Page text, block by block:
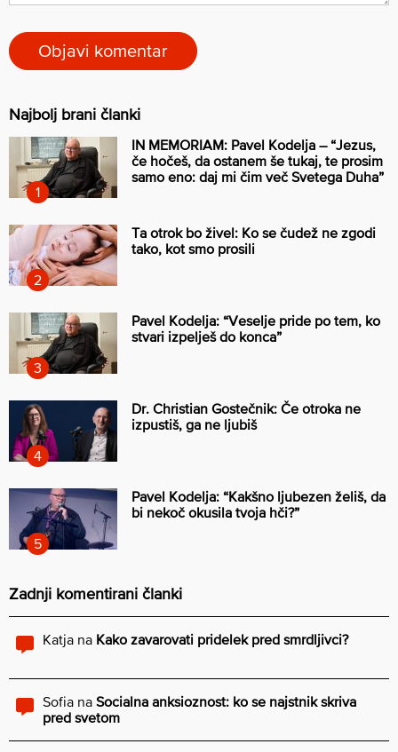
Najbolj brani članki
IN MEMORIAM: Pavel Kodelja – “Jezus,
če hočeš, da ostanem še tukaj, te prosim
samo eno: daj mi čim več Svetega Duha”
Ta otrok bo živel: Ko se čudež ne zgodi
tako, kot smo prosili
Pavel Kodelja: “Veselje pride po tem, ko
stvari izpelješ do konca”
Dr. Christian Gostečnik: Če otroka ne
izpustiš, ga ne ljubiš
Pavel Kodelja: “Kakšno ljubezen želiš, da
bi nekoč okusila tvoja hči?”
Zadnji komentirani članki
Katja na Kako zavarovati pridelek pred smrdljivci?
Sofia na Socialna anksioznost: ko se najstnik skriva
pred svetom